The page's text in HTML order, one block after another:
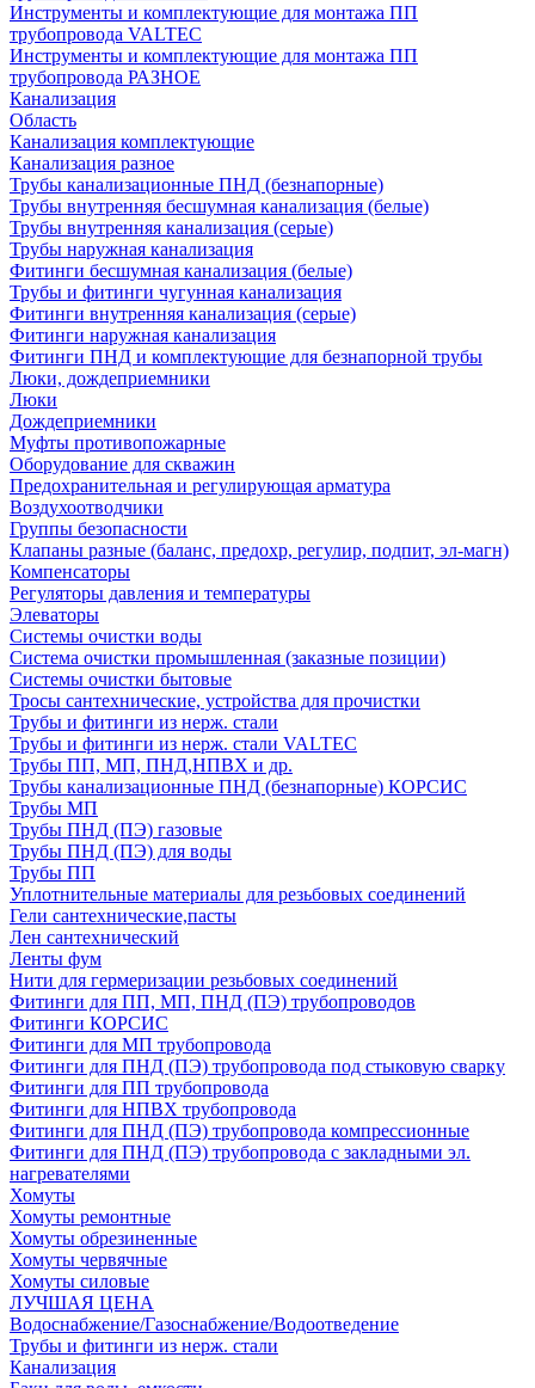
Инструменты и комплектующие для монтажа ПП
трубопровода VALTEC
Инструменты и комплектующие для монтажа ПП
трубопровода РАЗНОЕ
Канализация
Область
Канализация комплектующие
Канализация разное
Трубы канализационные ПНД (безнапорные)
Трубы внутренняя бесшумная канализация (белые)
Трубы внутренняя канализация (серые)
Трубы наружная канализация
Фитинги бесшумная канализация (белые)
Трубы и фитинги чугунная канализация
Фитинги внутренняя канализация (серые)
Фитинги наружная канализация
Фитинги ПНД и комплектующие для безнапорной трубы
Люки, дождеприемники
Люки
Дождеприемники
Муфты противопожарные
Оборудование для скважин
Предохранительная и регулирующая арматура
Воздухоотводчики
Группы безопасности
Клапаны разные (баланс, предохр, регулир, подпит, эл-магн)
Компенсаторы
Регуляторы давления и температуры
Элеваторы
Системы очистки воды
Система очистки промышленная (заказные позиции)
Системы очистки бытовые
Тросы сантехнические, устройства для прочистки
Трубы и фитинги из нерж. стали
Трубы и фитинги из нерж. стали VALTEC
Трубы ПП, МП, ПНД,НПВХ и др.
Трубы канализационные ПНД (безнапорные) КОРСИС
Трубы МП
Трубы ПНД (ПЭ) газовые
Трубы ПНД (ПЭ) для воды
Трубы ПП
Уплотнительные материалы для резьбовых соединений
Гели сантехнические,пасты
Лен сантехнический
Ленты фум
Нити для гермеризации резьбовых соединений
Фитинги для ПП, МП, ПНД (ПЭ) трубопроводов
Фитинги КОРСИС
Фитинги для МП трубопровода
Фитинги для ПНД (ПЭ) трубопровода под стыковую сварку
Фитинги для ПП трубопровода
Фитинги для НПВХ трубопровода
Фитинги для ПНД (ПЭ) трубопровода компрессионные
Фитинги для ПНД (ПЭ) трубопровода с закладными эл.
нагревателями
Хомуты
Хомуты ремонтные
Хомуты обрезиненные
Хомуты червячные
Хомуты силовые
ЛУЧШАЯ ЦЕНА
Водоснабжение/Газоснабжение/Водоотведение
Трубы и фитинги из нерж. стали
Канализация